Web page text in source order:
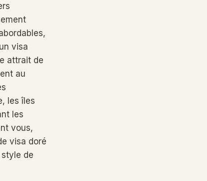
visa
attrait de
au
les îles
les
vous,
visa doré
de